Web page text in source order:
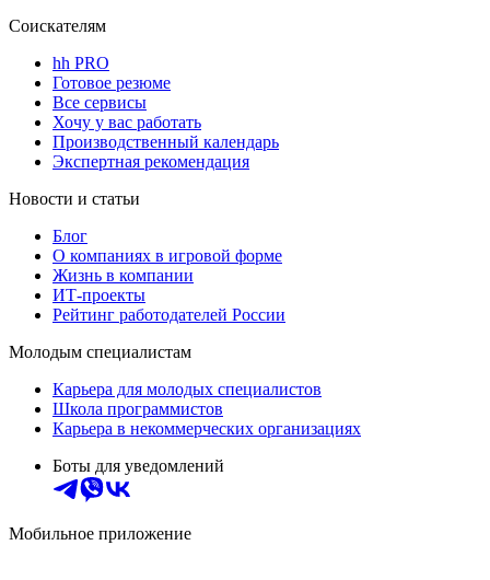
Соискателям
hh PRO
Готовое резюме
Все сервисы
Хочу у вас работать
Производственный календарь
Экспертная рекомендация
Новости и статьи
Блог
О компаниях в игровой форме
Жизнь в компании
ИТ-проекты
Рейтинг работодателей России
Молодым специалистам
Карьера для молодых специалистов
Школа программистов
Карьера в некоммерческих организациях
Боты для уведомлений
Мобильное приложение